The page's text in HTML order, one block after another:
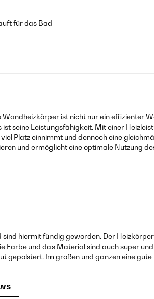
für das Bad
ist nicht nur ein effizienter
seine Leistungsfähigkeit. Mit einer
Platz einnimmt und dennoch eine
und ermöglicht eine optimale Nutzung
hiermit fündig geworden. Der
Farbe und das Material sind auch super
gepolstert. Im großen und ganzen eine gute